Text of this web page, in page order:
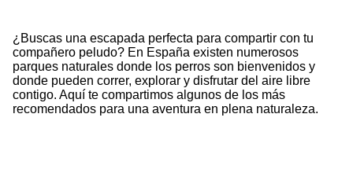
¿Buscas una escapada perfecta para compartir con tu
compañero peludo? En España existen numerosos
parques naturales donde los perros son bienvenidos y
donde pueden correr, explorar y disfrutar del aire libre
contigo. Aquí te compartimos algunos de los más
recomendados para una aventura en plena naturaleza.